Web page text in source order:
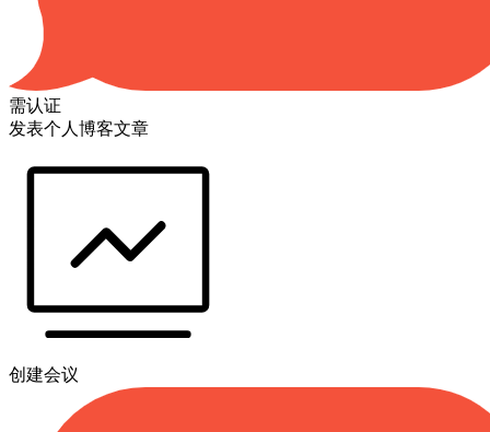
需认证
发表个人博客文章
创建会议